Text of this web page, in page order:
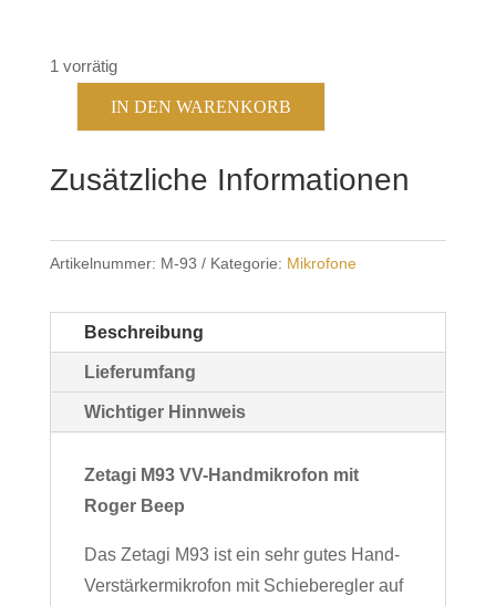
1 vorrätig
93
Handmikrofon
Menge
IN DEN WARENKORB
Zusätzliche Informationen
Artikelnummer: M-93 Kategorie: Mikrofone
Beschreibung
Lieferumfang
Wichtiger Hinnweis
Zetagi M93 VV-Handmikrofon mit
Roger Beep
Das Zetagi M93 ist ein sehr gutes Hand-
Verstärkermikrofon mit Schieberegler auf